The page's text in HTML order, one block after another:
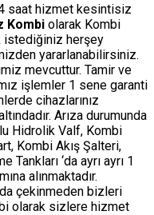
saat hizmet kesintisiz
Kombi olarak Kombi
istediğiniz herşey
yararlanabilirsiniz.
mevcuttur. Tamir ve
işlemler 1 sene garanti
cihazlarınız
Arıza durumunda
Hidrolik Valf, Kombi
Kombi Akış Şalteri,
‘da ayrı ayrı 1
alınmaktadır.
çekinmeden bizleri
olarak sizlere hizmet